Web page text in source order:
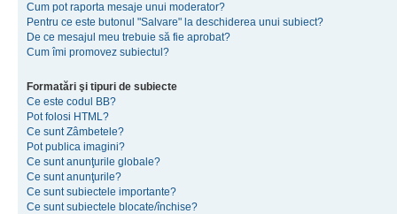
Cum pot raporta mesaje unui moderator?
Pentru ce este butonul "Salvare" la deschiderea unui subiect?
De ce mesajul meu trebuie să fie aprobat?
Cum îmi promovez subiectul?
Formatări şi tipuri de subiecte
Ce este codul BB?
Pot folosi HTML?
Ce sunt Zâmbetele?
Pot publica imagini?
Ce sunt anunţurile globale?
Ce sunt anunţurile?
Ce sunt subiectele importante?
Ce sunt subiectele blocate/închise?